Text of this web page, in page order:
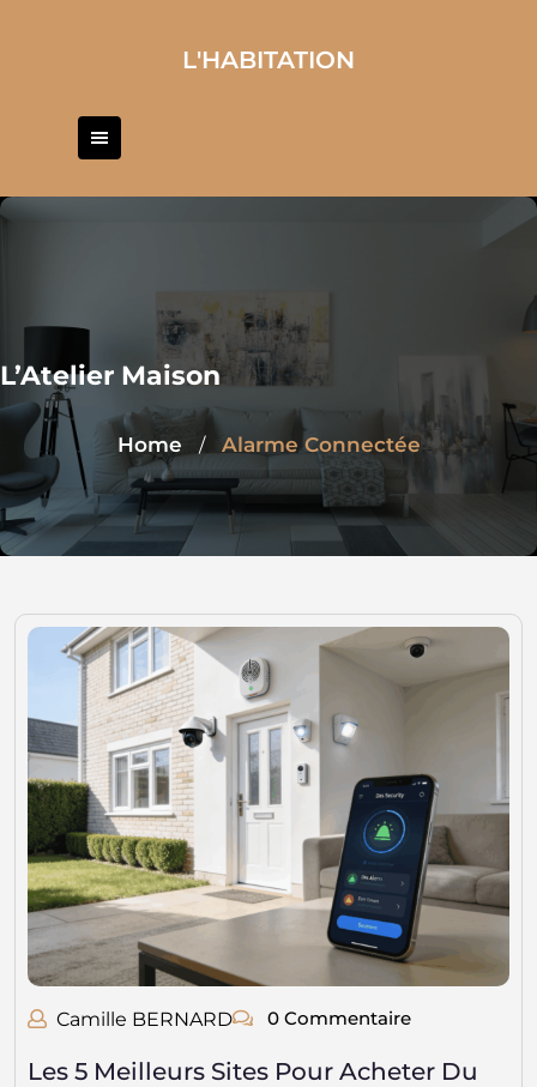
L'HABITATION
L’Atelier Maison
Home / Alarme Connectée
Camille BERNARD 0 Commentaire
Les 5 Meilleurs Sites Pour Acheter Du